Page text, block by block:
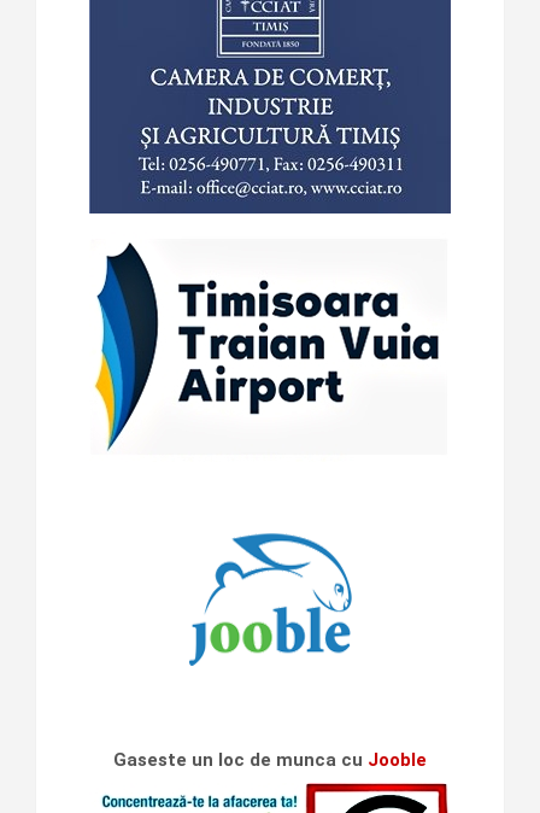
Gaseste un loc de munca cu Jooble